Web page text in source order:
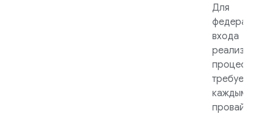
Для
входа
реализуйте
процесс,
требуемый
каждым